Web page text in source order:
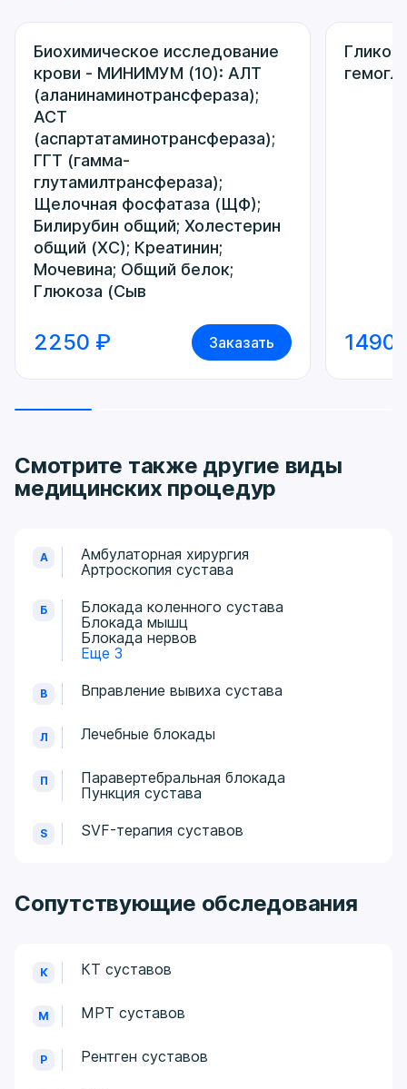
Биохимическое исследование
крови - МИНИМУМ (10): АЛТ
(аланинаминотрансфераза);
АСТ
(аспартатаминотрансфераза);
ГГТ (гамма-
глутамилтрансфераза);
Щелочная фосфатаза (ЩФ);
Билирубин общий; Холестерин
общий (ХС); Креатинин;
Мочевина; Общий белок;
Глюкоза (Сыв
2250 ₽ Заказать 1490
Смотрите также другие виды
медицинских процедур
А
Амбулаторная хирургия
Артроскопия сустава
Б
Блокада коленного сустава
Блокада мышц
Блокада нервов
Еще 3
В Вправление вывиха сустава
Л Лечебные блокады
П
Паравертебральная блокада
Пункция сустава
S SVF-терапия суставов
Сопутствующие обследования
К КТ суставов
М МРТ суставов
Р Рентген суставов